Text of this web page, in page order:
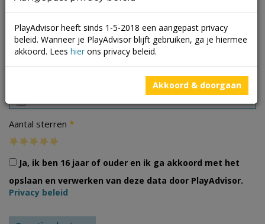
Aantal sterren *
Ja, ik ben 16 jaar of ouder en ik ga akkoord met het
opslaan en verwerken van deze data door PlayAdvisor.
Privacy beleid
PlayAdvisor heeft sinds 1-5-2018 een aangepast privacy
beleid. Wanneer je PlayAdvisor blijft gebruiken, ga je hiermee
akkoord. Lees hier ons privacy beleid.
Akkoord & doorgaan